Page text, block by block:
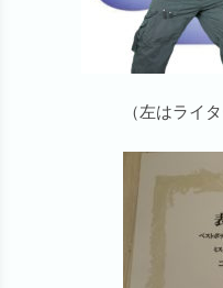
（左はライ